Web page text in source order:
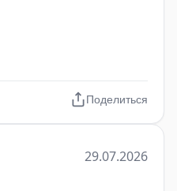
Поделиться
29.07.2026